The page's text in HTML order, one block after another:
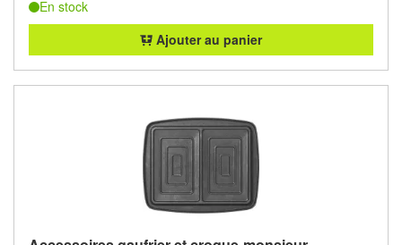
En stock
Ajouter au panier